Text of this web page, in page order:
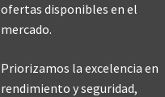
ofertas disponibles en el
mercado.
Priorizamos la excelencia en
rendimiento y seguridad,